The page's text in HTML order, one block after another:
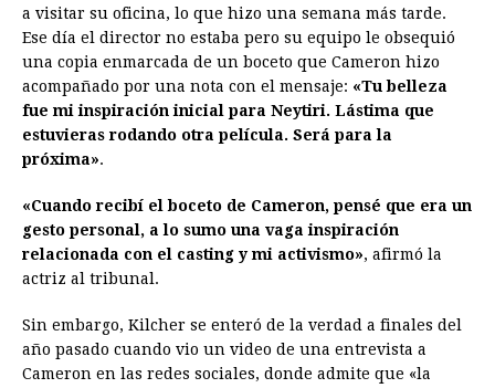
a visitar su oficina, lo que hizo una semana más tarde.
Ese día el director no estaba pero su equipo le obsequió
una copia enmarcada de un boceto que Cameron hizo
acompañado por una nota con el mensaje: «Tu belleza
fue mi inspiración inicial para Neytiri. Lástima que
estuvieras rodando otra película. Será para la
próxima».
«Cuando recibí el boceto de Cameron, pensé que era un
gesto personal, a lo sumo una vaga inspiración
relacionada con el casting y mi activismo», afirmó la
actriz al tribunal.
Sin embargo, Kilcher se enteró de la verdad a finales del
año pasado cuando vio un video de una entrevista a
Cameron en las redes sociales, donde admite que «la